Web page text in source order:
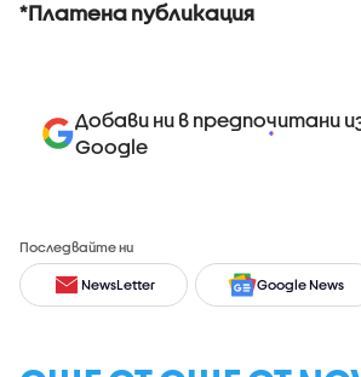
*Платена публикация
Добави ни в предпочитани
Google
Последвайте ни
NewsLetter Google News